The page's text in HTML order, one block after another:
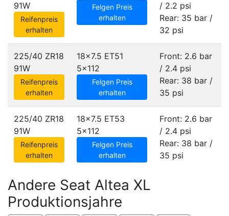
91W
Reifenpreis
erhalten
Felgen Preis
erhalten
/ 2.2 psi
Rear: 35 bar /
32 psi
225/40 ZR18
91W
Reifenpreis
erhalten
18x7.5 ET51
5x112
Felgen Preis
erhalten
Front: 2.6 bar
/ 2.4 psi
Rear: 38 bar /
35 psi
225/40 ZR18
91W
Reifenpreis
erhalten
18x7.5 ET53
5x112
Felgen Preis
erhalten
Front: 2.6 bar
/ 2.4 psi
Rear: 38 bar /
35 psi
Andere Seat Altea XL
Produktionsjahre